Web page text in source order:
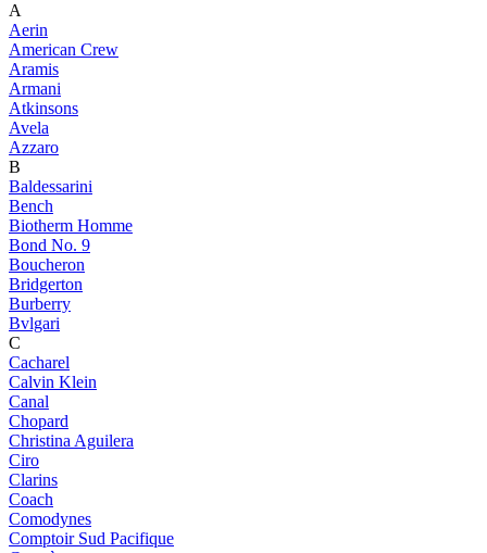
A
Aerin
American Crew
Aramis
Armani
Atkinsons
Avela
Azzaro
B
Baldessarini
Bench
Biotherm Homme
Bond No. 9
Boucheron
Bridgerton
Burberry
Bvlgari
C
Cacharel
Calvin Klein
Canal
Chopard
Christina Aguilera
Ciro
Clarins
Coach
Comodynes
Comptoir Sud Pacifique